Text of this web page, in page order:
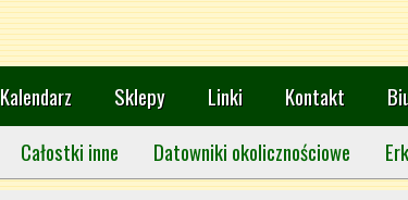
Kalendarz Sklepy Linki Kontakt
Całostki inne Datowniki okolicznościowe